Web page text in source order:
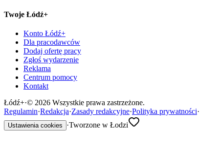
Twoje Łódź+
Konto Łódź+
Dla pracodawców
Dodaj ofertę pracy
Zgłoś wydarzenie
Reklama
Centrum pomocy
Kontakt
Łódź+·© 2026 Wszystkie prawa zastrzeżone.
Regulamin·Redakcja·Zasady redakcyjne·Polityka prywatności·
Ustawienia cookies ·Tworzone w Łodzi